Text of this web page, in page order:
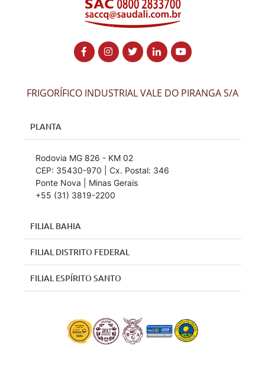
FRIGORÍFICO INDUSTRIAL VALE DO PIRANGA S/A
PLANTA
Rodovia MG 826 - KM 02
CEP: 35430-970 | Cx. Postal: 346
Ponte Nova | Minas Gerais
+55 (31) 3819-2200
FILIAL BAHIA
FILIAL DISTRITO FEDERAL
FILIAL ESPÍRITO SANTO